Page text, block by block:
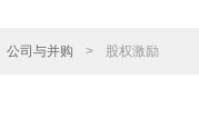
公司与并购 > 股权激励